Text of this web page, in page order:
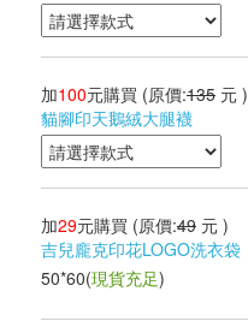
加100元購買 (原價:135 元 )
貓腳印天鵝絨大腿襪
加29元購買 (原價:49 元 )
吉兒龐克印花LOGO洗衣袋
50*60(現貨充足)